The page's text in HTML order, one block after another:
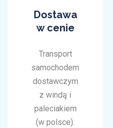
Dostawa
w cenie
Transport
samochodem
dostawczym
z windą i
paleciakiem
(w polsce).